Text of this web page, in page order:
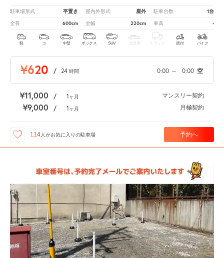
駐車場形式 平置き 屋内外形式 屋外 駐車台数 1台
全長 600cm 全幅 220cm 車高 -
軽 コ 中型 ボックス SUV 大型車 トラック 原付 バイク
¥620 / 24 時間 0:00 ～ 0:00 空
¥11,000 / 1ヶ月 マンスリー契約
¥9,000 / 1ヶ月 月極契約
114 人がお気に入りの駐車場 予約へ